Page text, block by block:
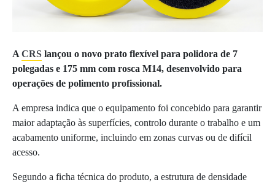
A CRS lançou o novo prato flexível para polidora de 7
polegadas e 175 mm com rosca M14, desenvolvido para
operações de polimento profissional.
A empresa indica que o equipamento foi concebido para garantir
maior adaptação às superfícies, controlo durante o trabalho e um
acabamento uniforme, incluindo em zonas curvas ou de difícil
acesso.
Segundo a ficha técnica do produto, a estrutura de densidade